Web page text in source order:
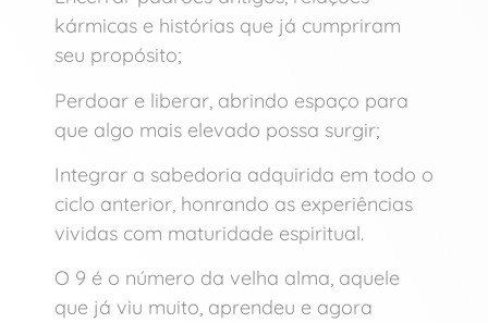
kármicas e histórias que já cumpriram
seu propósito;
Perdoar e liberar, abrindo espaço para
que algo mais elevado possa surgir;
Integrar a sabedoria adquirida em todo o
ciclo anterior, honrando as experiências
vividas com maturidade espiritual.
O 9 é o número da velha alma, aquele
que já viu muito, aprendeu e agora